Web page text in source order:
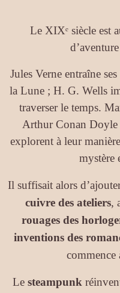
Le XIXᵉ siècle est
Jules Verne entraîne
la Lune ; H. G. Wells
traverser le temps.
Arthur Conan Doyle
explorent à leur
mystère
Il suffisait alors
cuivre des ateliers,
rouages des
inventions des
Le steampunk